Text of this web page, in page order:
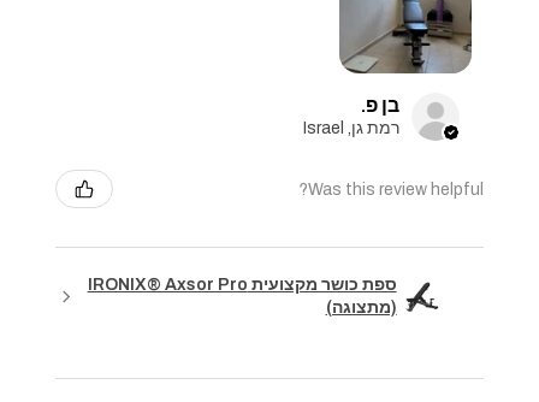
בן פ.
רמת גן, Israel
Was this review helpful?
ספת כושר מקצועית IRONIX® Axsor Pro
(מתצוגה)